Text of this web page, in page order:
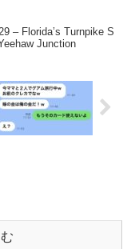
– Florida’s Turnpike S
Junction